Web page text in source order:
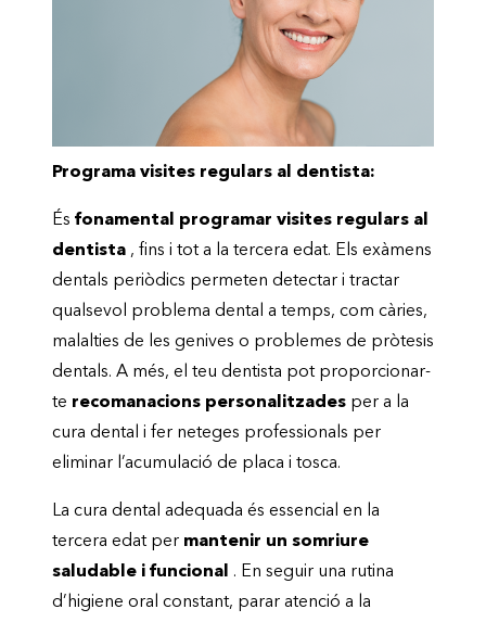
Programa visites regulars al dentista:
És fonamental programar visites regulars al
dentista , fins i tot a la tercera edat. Els exàmens
dentals periòdics permeten detectar i tractar
qualsevol problema dental a temps, com càries,
malalties de les genives o problemes de pròtesis
dentals. A més, el teu dentista pot proporcionar-
te recomanacions personalitzades per a la
cura dental i fer neteges professionals per
eliminar l’acumulació de placa i tosca.
La cura dental adequada és essencial en la
tercera edat per mantenir un somriure
saludable i funcional . En seguir una rutina
d’higiene oral constant, parar atenció a la